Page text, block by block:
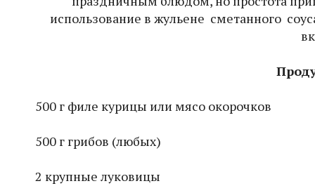
использование в жульене сметанного
500 г филе курицы или мясо окорочков
500 г грибов (любых)
2 крупные луковицы